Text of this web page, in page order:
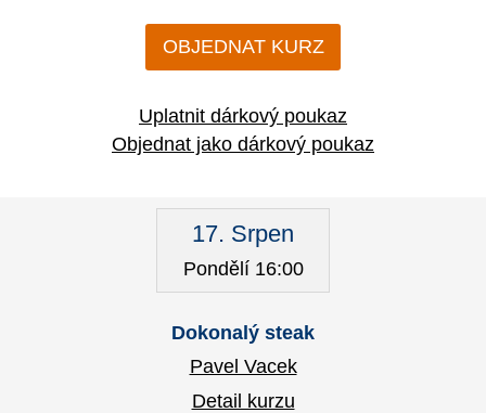
OBJEDNAT KURZ
Uplatnit dárkový poukaz
Objednat jako dárkový poukaz
17. Srpen
Pondělí 16:00
Dokonalý steak
Pavel Vacek
Detail kurzu